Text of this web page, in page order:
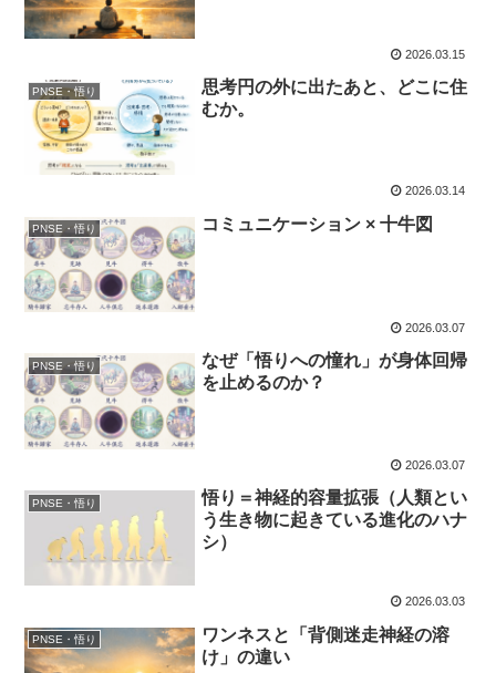
2026.03.15
PNSE・悟り
思考円の外に出たあと、どこに住
むか。
2026.03.14
PNSE・悟り コミュニケーション × 十牛図
2026.03.07
PNSE・悟り
なぜ「悟りへの憧れ」が身体回帰
を止めるのか？
2026.03.07
PNSE・悟り
悟り＝神経的容量拡張（人類とい
う生き物に起きている進化のハナ
シ）
2026.03.03
PNSE・悟り
ワンネスと「背側迷走神経の溶
け」の違い